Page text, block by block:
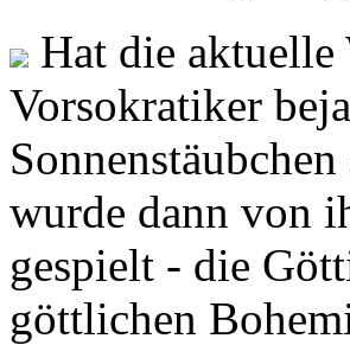
Hat die aktuelle
Vorsokratiker
wurde dann von
gespielt - die
göttlichen